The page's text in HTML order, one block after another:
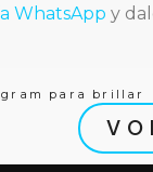
WhatsApp y
para brillar